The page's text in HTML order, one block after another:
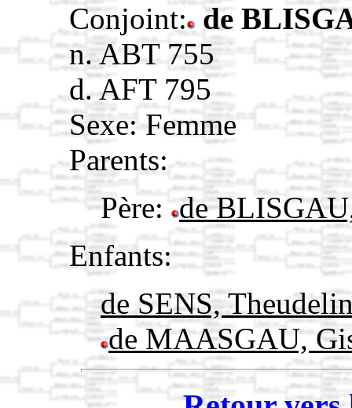
Conjoint: de
n. ABT 755
d. AFT 795
Sexe: Femme
Parents:
Père: de
Enfants:
de SENS,
de MAASGAU,